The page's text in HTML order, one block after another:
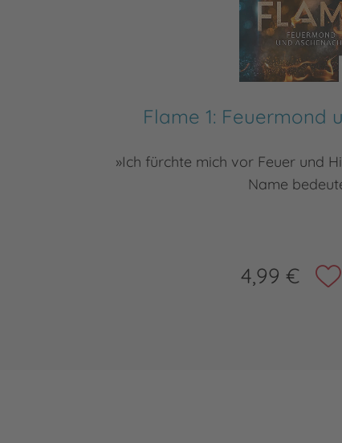
Flame 1: Feuermond
»Ich fürchte mich vor Feuer und
Name
4,99 €